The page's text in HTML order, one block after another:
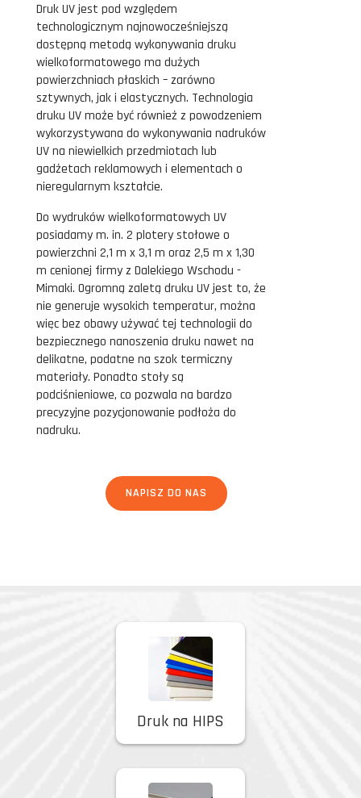
Druk UV jest pod względem
technologicznym najnowocześniejszą
dostępną metodą wykonywania druku
wielkoformatowego ma dużych
powierzchniach płaskich – zarówno
sztywnych, jak i elastycznych. Technologia
druku UV może być również z powodzeniem
wykorzystywana do wykonywania nadruków
UV na niewielkich przedmiotach lub
gadżetach reklamowych i elementach o
nieregularnym kształcie.
Do wydruków wielkoformatowych UV
posiadamy m. in. 2 plotery stołowe o
powierzchni 2,1 m x 3,1 m oraz 2,5 m x 1,30
m cenionej firmy z Dalekiego Wschodu -
Mimaki. Ogromną zaletą druku UV jest to, że
nie generuje wysokich temperatur, można
więc bez obawy używać tej technologii do
bezpiecznego nanoszenia druku nawet na
delikatne, podatne na szok termiczny
materiały. Ponadto stoły są
podciśnieniowe, co pozwala na bardzo
precyzyjne pozycjonowanie podłoża do
nadruku.
NAPISZ DO NAS
Druk na HIPS